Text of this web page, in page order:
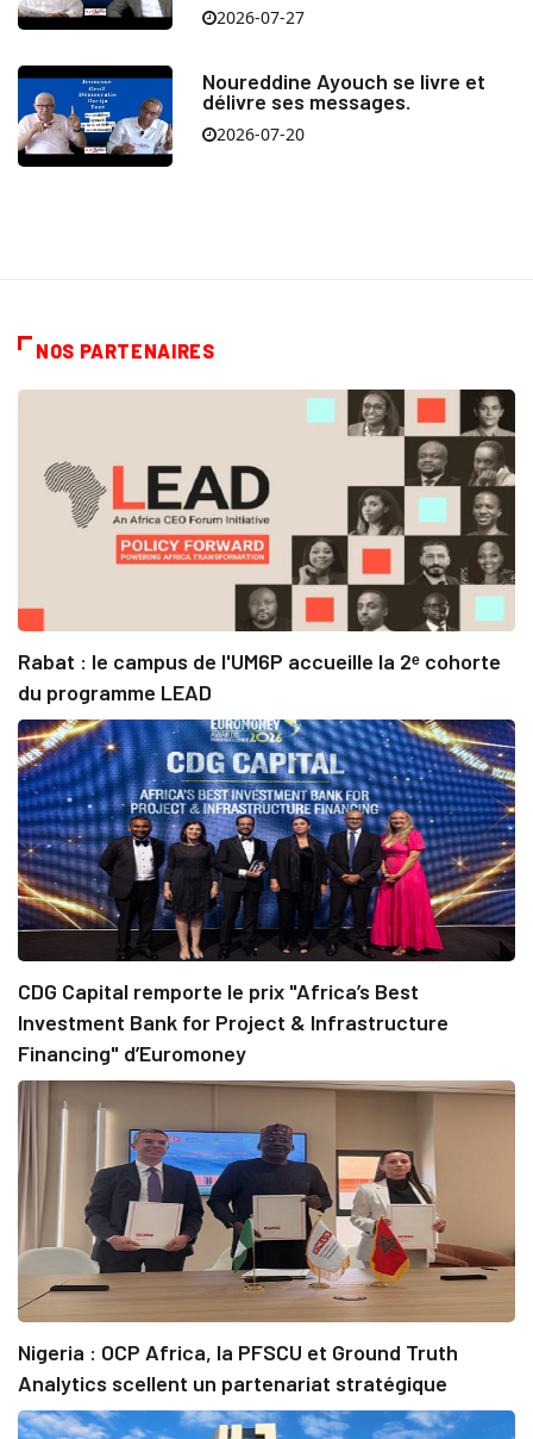
2026-07-27
Noureddine Ayouch se livre et
délivre ses messages.
2026-07-20
NOS PARTENAIRES
Rabat : le campus de l'UM6P accueille la 2ᵉ cohorte
du programme LEAD
CDG Capital remporte le prix "Africa’s Best
Investment Bank for Project & Infrastructure
Financing" d’Euromoney
Nigeria : OCP Africa, la PFSCU et Ground Truth
Analytics scellent un partenariat stratégique